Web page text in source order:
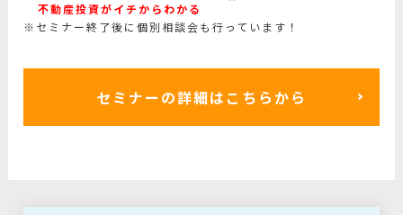
不動産投資がイチからわかる
※セミナー終了後に個別相談会も行っています！
セミナーの詳細はこちらから